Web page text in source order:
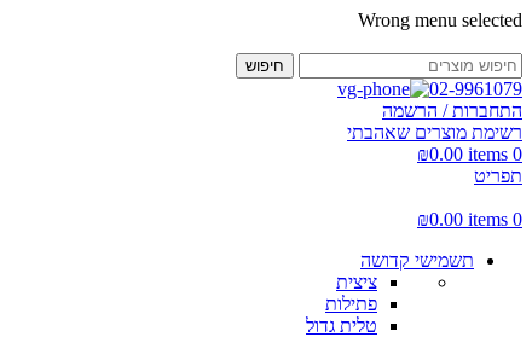
Wrong menu selected
חיפוש
02-9961079
התחברות / הרשמה
רשימת מוצרים שאהבתי
0
items
₪0.00
תפריט
0
items
₪0.00
תשמישי קדושה
ציצית
פתילות
טלית גדול